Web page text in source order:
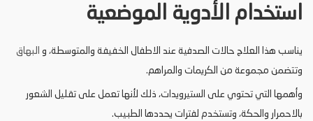
استخدام الأدوية الموضعية
يناسب هذا العلاج حالات الصدفية عند الاطفال الخفيفة والمتوسطة، و البهاق
وتتضمن مجموعة من الكريمات والمراهم.
وأهمها التي تحتوي على الستيرويدات، ذلك لأنها تعمل على تقليل الشعور
بالاحمرار والحكة، وتستخدم لفترات يحددها الطبيب.